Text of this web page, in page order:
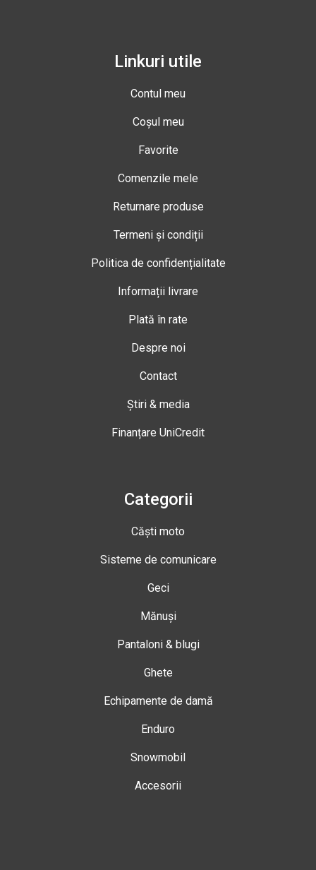
Linkuri utile
Contul meu
Coșul meu
Favorite
Comenzile mele
Returnare produse
Termeni și condiții
Politica de confidențialitate
Informații livrare
Plată în rate
Despre noi
Contact
Știri & media
Finanțare UniCredit
Categorii
Căști moto
Sisteme de comunicare
Geci
Mănuși
Pantaloni & blugi
Ghete
Echipamente de damă
Enduro
Snowmobil
Accesorii